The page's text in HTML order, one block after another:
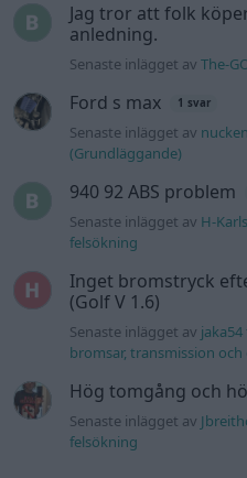
Jag tror att folk
anledning.
Senaste inlägget avThe-
Ford s max 1 svar
Senaste inlägget av
(Grundläggande)
940 92 ABS problem
Senaste inlägget av H-
felsökning
Inget bromstryck
(Golf V 1.6)
Senaste inlägget av
bromsar, transmission och
Hög tomgång och
Senaste inlägget av
felsökning